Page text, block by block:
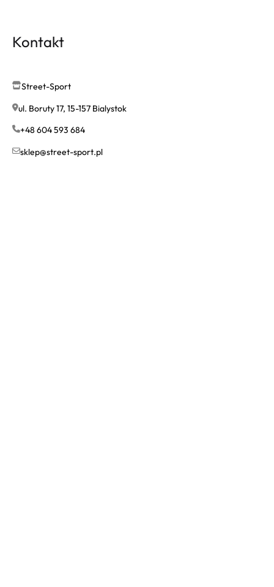
Kontakt
Street-Sport
ul. Boruty 17, 15-157 Bialystok
+48 604 593 684
sklep@street-sport.pl